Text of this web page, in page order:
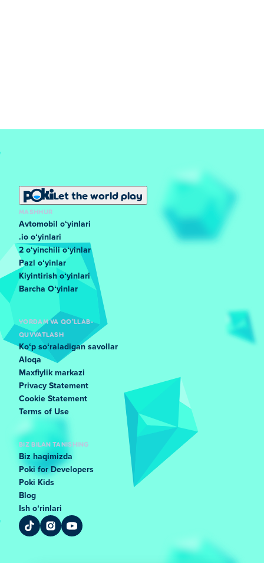
Let the world play
MASHHUR
Avtomobil oʻyinlari
.io oʻyinlari
2 oʻyinchili oʻyinlar
Pazl oʻyinlar
Kiyintirish oʻyinlari
Barcha Oʻyinlar
YORDAM VA QO'LLAB-
QUVVATLASH
Koʻp soʻraladigan savollar
Aloqa
Maxfiylik markazi
Privacy Statement
Cookie Statement
Terms of Use
BIZ BILAN TANISHING
Biz haqimizda
Poki for Developers
Poki Kids
Blog
Ish oʻrinlari